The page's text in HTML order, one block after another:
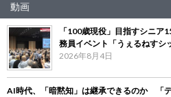
動画
「100歳現役」目指すシニ
務員イベント「うぇるねすシ
2026年8月4日
AI時代、「暗黙知」は継承できるのか 「